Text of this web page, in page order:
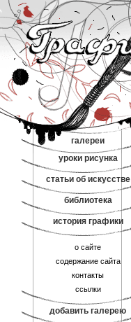
галереи
уроки рисунка
статьи об искусстве
библиотека
история графики
о сайте
содержание сайта
контакты
ссылки
добавить галерею